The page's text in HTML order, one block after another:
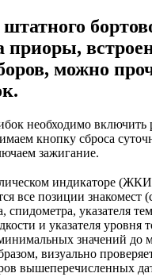
приоры,
можно
необходимо включить
кнопку сброса
зажигание.
индикаторе
все позиции знакомест
спидометра, указателя
и указателя уровня
значений до
визуально
вышеперечисленных